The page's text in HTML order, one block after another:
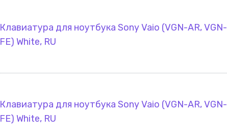
Клавиатура для ноутбука Sony Vaio (VGN-AR, VGN-
FE) White, RU
Клавиатура для ноутбука Sony Vaio (VGN-AR, VGN-
FE) White, RU